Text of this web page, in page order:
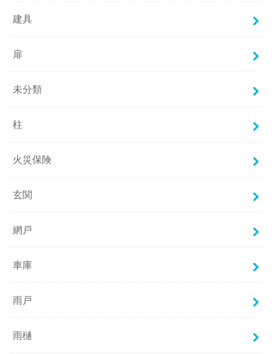
建具
扉
未分類
柱
火災保険
玄関
網戸
車庫
雨戸
雨樋